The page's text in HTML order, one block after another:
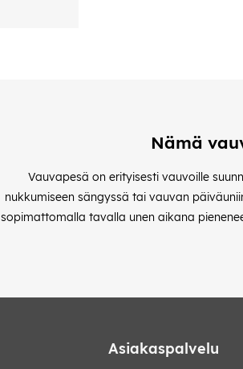
Nämä
Vauvapesä on erityisesti vauvoille
nukkumiseen sängyssä tai vauvan
sopimattomalla tavalla unen aikana
Asiakaspalvelu